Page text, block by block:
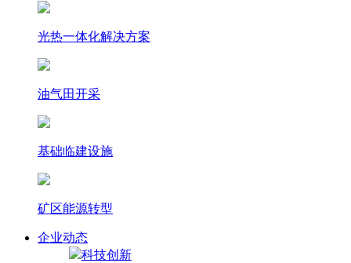
光热⼀体化解决⽅案
油气田开采
基础临建设施
矿区能源转型
企业动态
科技创新